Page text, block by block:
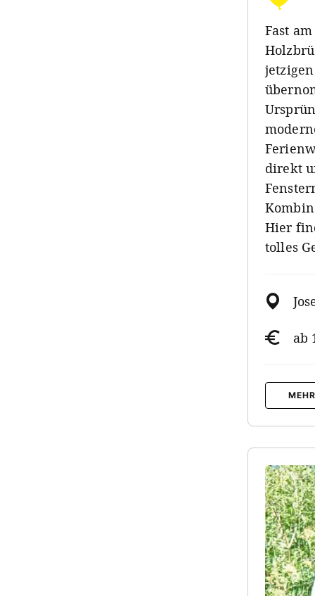
Fast
direkt
Hier
tolles
ab